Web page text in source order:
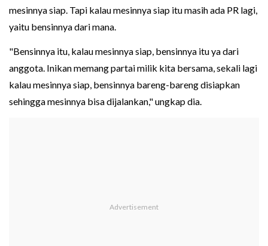
mesinnya siap. Tapi kalau mesinnya siap itu masih ada PR lagi,
yaitu bensinnya dari mana.
"Bensinnya itu, kalau mesinnya siap, bensinnya itu ya dari
anggota. Inikan memang partai milik kita bersama, sekali lagi
kalau mesinnya siap, bensinnya bareng-bareng disiapkan
sehingga mesinnya bisa dijalankan," ungkap dia.